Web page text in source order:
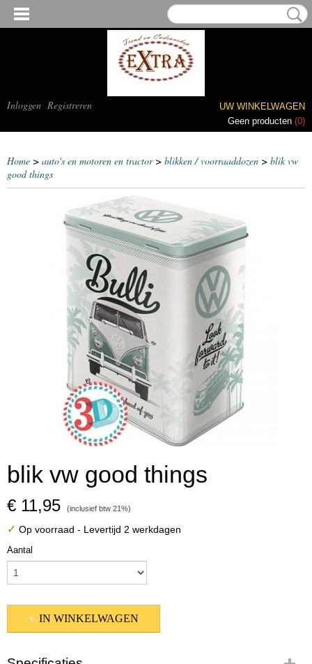
Inloggen Registreren
UW WINKELWAGEN
Geen producten (0)
Home > auto's en motoren en tractor> blikken / voorraaddozen > blik vw
good things
blik vw good things
€ 11,95 (inclusief btw 21%)
✓ Op voorraad - Levertijd 2 werkdagen
Aantal
IN WINKELWAGEN